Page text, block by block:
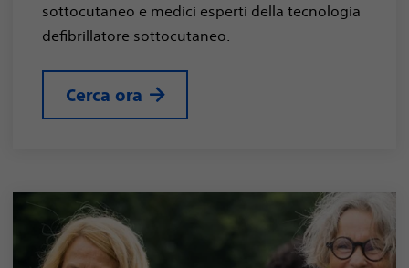
sottocutaneo e medici esperti della tecnologia
defibrillatore sottocutaneo.
Cerca ora